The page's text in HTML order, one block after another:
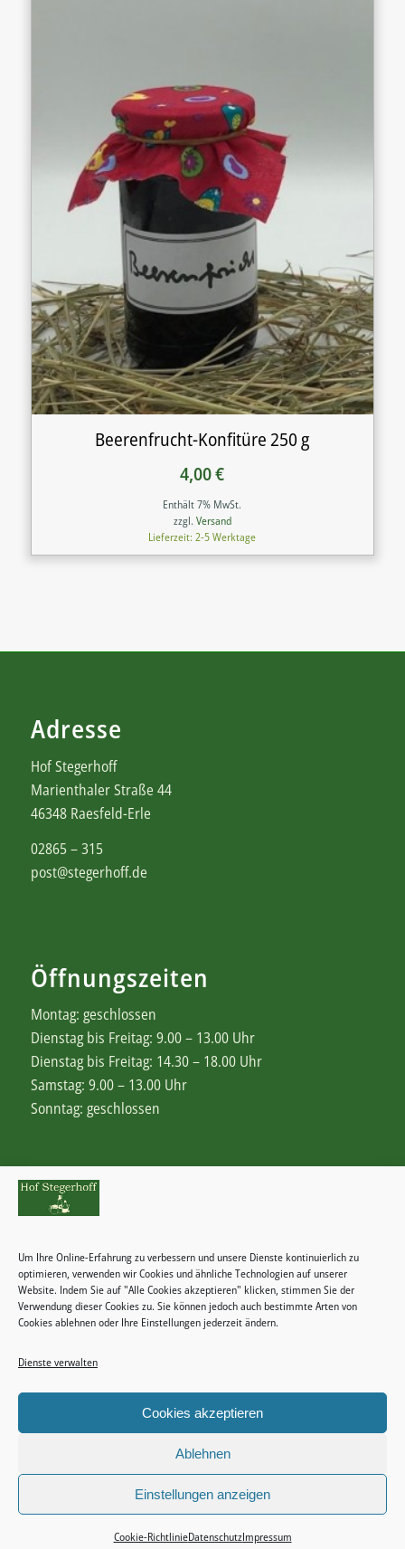
Um Ihre Online-Erfahrung zu verbessern und unsere Dienste kontinuierlich zu
optimieren, verwenden wir Cookies und ähnliche Technologien auf unserer
Website. Indem Sie auf "Alle Cookies akzeptieren" klicken, stimmen Sie der
Verwendung dieser Cookies zu. Sie können jedoch auch bestimmte Arten von
Cookies ablehnen oder Ihre Einstellungen jederzeit ändern.
Dienste verwalten
Cookies akzeptieren
Ablehnen
Einstellungen anzeigen
Cookie-RichtlinieDatenschutzImpressum
Beerenfrucht-Konfitüre 250 g
4,00€
Enthält 7% MwSt.
zzgl. Versand
Lieferzeit: 2-5 Werktage
Adresse
Hof Stegerhoff
Marienthaler Straße 44
46348 Raesfeld-Erle
02865 – 315
post@stegerhoff.de
Öffnungszeiten
Montag: geschlossen
Dienstag bis Freitag: 9.00 – 13.00 Uhr
Dienstag bis Freitag: 14.30 – 18.00 Uhr
Samstag: 9.00 – 13.00 Uhr
Sonntag: geschlossen
Rechtliches
Widerrufsbelehrung
2024 © Copyright - Stegerhoff -Enfold WordPress Theme by Kriesi
Impressum Datenschutz
Allgemeine Geschäftsbedingungen
Cookie-Richtlinie (EU)